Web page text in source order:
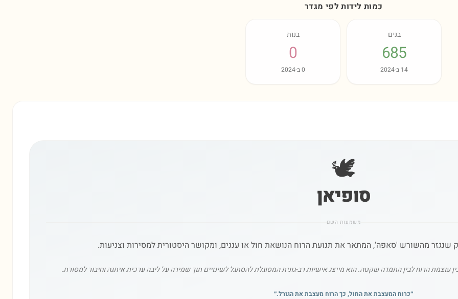
כמות לידות לפי מגדר
בנים
685
14 ב-2024
בנות
0
0ב-2024
🕊️
סופיאן
משמעות השם
מהשורש 'סאפה', המתאר את תנועת הרוח הנושאת חול או עננים, ומקושר היסטורית למסירות וצניעות.
הרוח לבין התמדה שקטה. הוא מייצג אישיות רב-גונית המסוגלת להסתגל לשינויים תוך שמירה על ליבה ערכית איתנה וחיבור למסורת.
״כרוח המעצבת את החול, כך הרוח מעצבת את הגורל.״